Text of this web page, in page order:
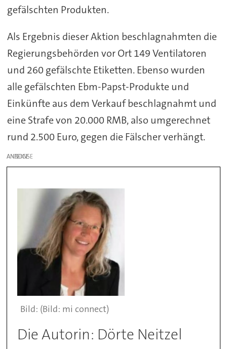
gefälschten Produkten.
Als Ergebnis dieser Aktion beschlagnahmten die
Regierungsbehörden vor Ort 149 Ventilatoren
und 260 gefälschte Etiketten. Ebenso wurden
alle gefälschten Ebm-Papst-Produkte und
Einkünfte aus dem Verkauf beschlagnahmt und
eine Strafe von 20.000 RMB, also umgerechnet
rund 2.500 Euro, gegen die Fälscher verhängt.
ANZEIGE
(Bild: mi connect)
Die Autorin: Dörte Neitzel